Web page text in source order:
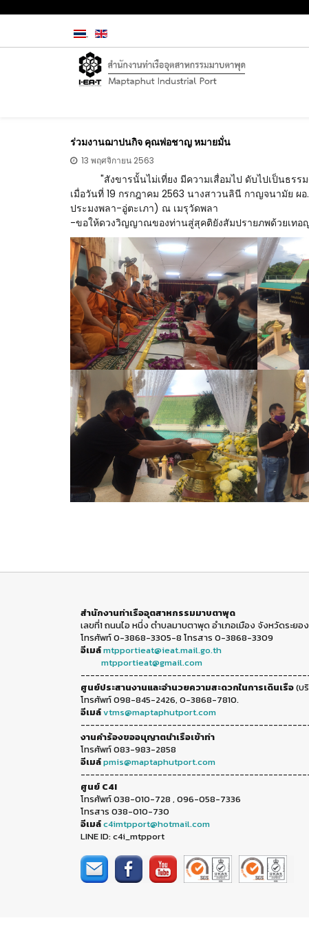
ร่วมงานฌาปนกิจ คุณพ่อชาญ หมายมั่น
13 พฤศจิกายน 2563
"สังขารนั้นไม่เที่ยง มีความเสื่อมไป ดับไปเป็นธรรม
เมื่อวันที่ 19 กรกฎาคม 2563 นางสาวนลินี กาญจนามัย
ประมงพลา-อู่ตะเภา) ณ เมรุวัดพลา
-ขอให้ดวงวิญญาณของท่านสู่สุคติยังสัมปรายภพด้วยเทอ
สำนักงานท่าเรืออุตสาหกรรมมาบตาพุด
เลขที่1 ถนนไอ หนึ่ง ตำบลมาบตาพุด อำเภอเมือง จังหวัดระยอง
โทรศัพท์ 0-3868-3305-8 โทรสาร 0-3868-3309
อีเมล์mtpportieat@ieat.mail.go.th
mtpportieat@gmail.com
ศูนย์ประสานงานและอำนวยความสะดวกในการเดินเรือ(บ
โทรศัพท์ 098-845-2426, 0-3868-7810.
อีเมล์vtms@maptaphutport.com
งานคำร้องขออนุญาตนำเรือเข้าท่า
โทรศัพท์ 083-983-2858
อีเมล์pmis@maptaphutport.com
ศูนย์ C4I
โทรศัพท์ 038-010-728 , 096-058-7336
โทรสาร 038-010-730
อีเมล์c4imtpport@hotmail.com
LINE ID: c4i_mtpport